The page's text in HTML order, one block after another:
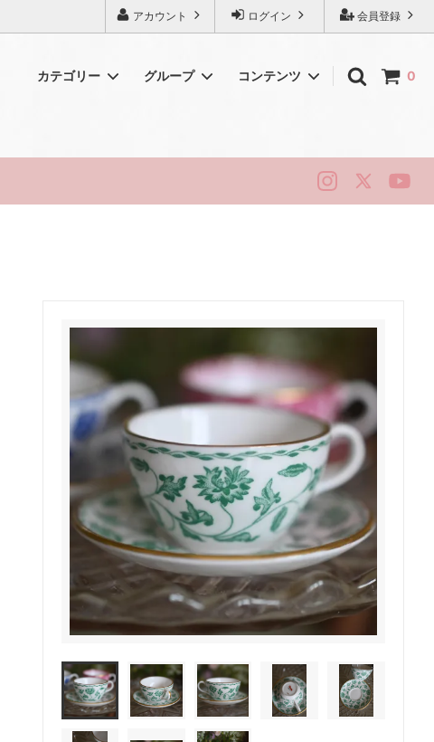
会員登録
ログイン
アカウント
0
カテゴリー グループ
ティータイム・ヴィンテージ
コンテンツ